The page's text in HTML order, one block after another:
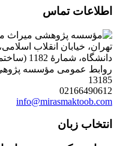
اطلاعات تماس
تهران، خیابان انقلاب
13185
02166490612
info@mirasmaktoob.com
انتخاب زبان